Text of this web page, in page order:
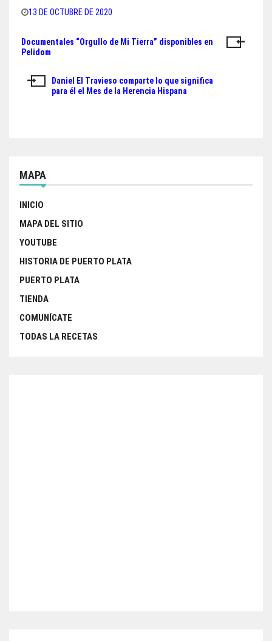
a
c
e
b
o
w
i
t
t
e
h
a
s
A
h
a
e
13 DE OCTUBRE DE 2020
Navegación
entradas
Documentales “Orgullo de Mi Tierra” disponibles en
Pelidom
Daniel El Travieso comparte lo que significa
para él el Mes de la Herencia Hispana
MAPA
INICIO
MAPA DEL SITIO
YOUTUBE
HISTORIA DE PUERTO PLATA
PUERTO PLATA
TIENDA
COMUNÍCATE
TODAS LA RECETAS